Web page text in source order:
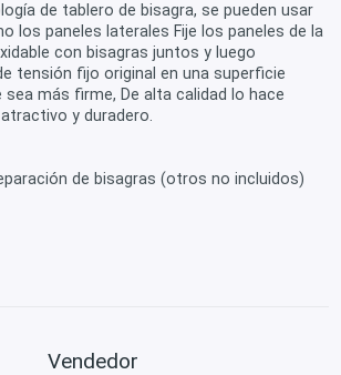
de tablero de bisagra, se pueden usar
los paneles laterales Fije los paneles de la
con bisagras juntos y luego
tensión fijo original en una superficie
sea más firme, De alta calidad lo hace
y duradero.
de bisagras (otros no incluidos)
Vendedor